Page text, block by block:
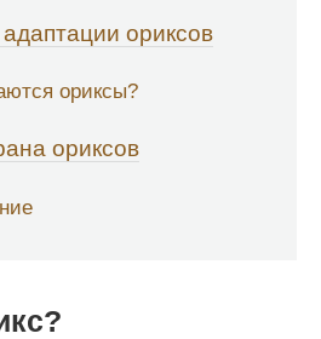
ориксов
ориксы?
ориксов